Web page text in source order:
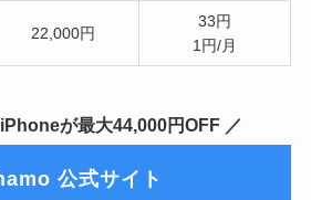
22,000円
33円
1円/月
が最大44,000円OFF ／
公式サイト